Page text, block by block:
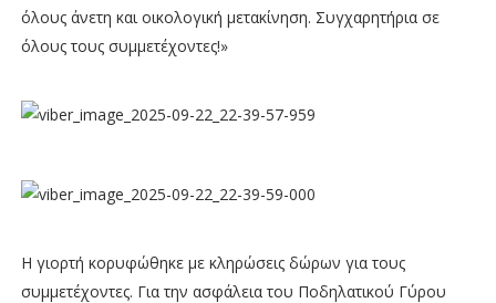
όλους άνετη και οικολογική μετακίνηση. Συγχαρητήρια σε
όλους τους συμμετέχοντες!»
Η γιορτή κορυφώθηκε με κληρώσεις δώρων για τους
συμμετέχοντες. Για την ασφάλεια του Ποδηλατικού Γύρου